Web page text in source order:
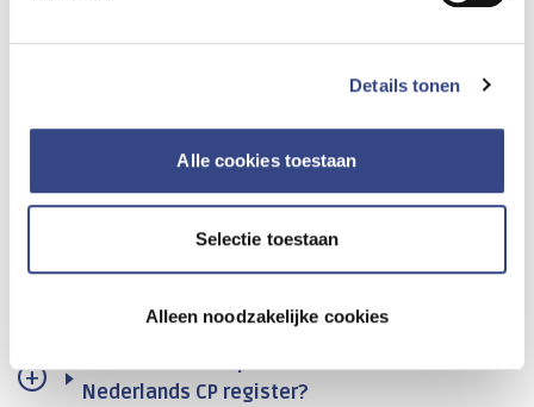
Details tonen
Alle cookies toestaan
Selectie toestaan
Alleen noodzakelijke cookies
Ik krijg een foutmelding bij het inloggen
Nederlands CP register
Wat is het Nederlands CP register?
Hoe kan ik deelnemen aan
Kwaliteitsregistratie Nederlands CP
register?
Waar vind ik de specificaties van het
Nederlands CP register?